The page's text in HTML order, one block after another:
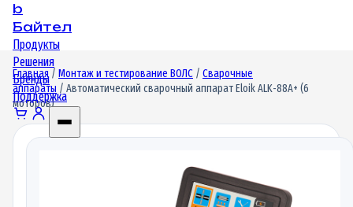
b
Байтел
Продукты
Решения
Бренды
Поддержка
Главная/ Монтаж и тестирование ВОЛС / Сварочные
аппараты / Автоматический сварочный аппарат Eloik ALK-88A+ (6
моторов)